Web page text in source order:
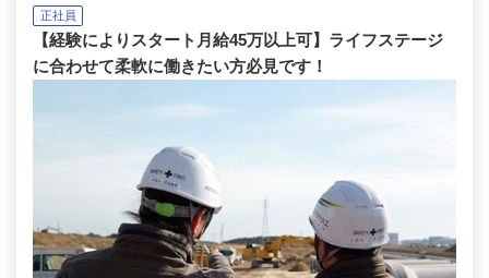
正社員
【経験によりスタート月給45万以上可】ライフステージ
に合わせて柔軟に働きたい方必見です！